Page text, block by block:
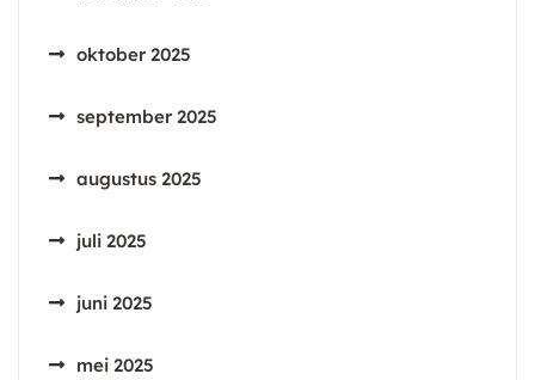
oktober 2025
september 2025
augustus 2025
juli 2025
juni 2025
mei 2025